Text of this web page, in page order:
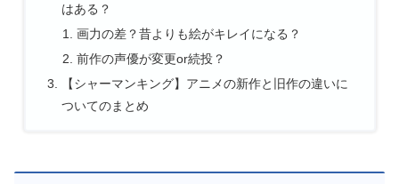
はある？
画力の差？昔よりも絵がキレイになる？
前作の声優が変更or続投？
【シャーマンキング】アニメの新作と旧作の違いに
ついてのまとめ